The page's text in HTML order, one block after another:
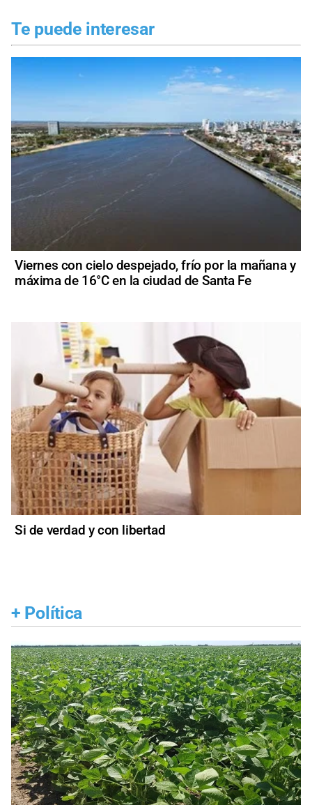
Te puede interesar
Viernes con cielo despejado, frío por la mañana y
máxima de 16°C en la ciudad de Santa Fe
Si de verdad y con libertad
+ Política